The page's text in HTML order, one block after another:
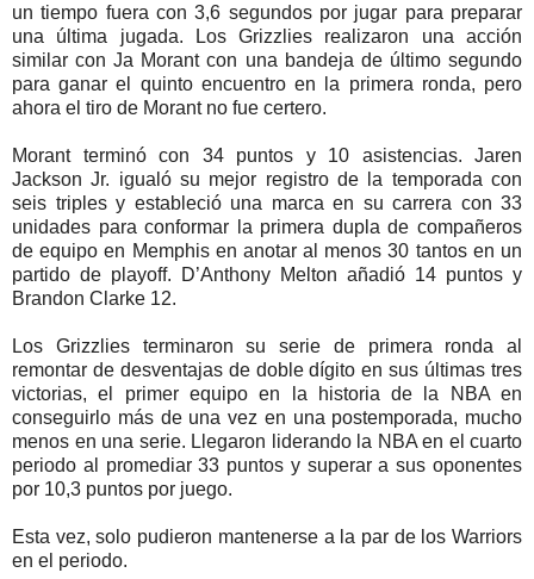
un tiempo fuera con 3,6 segundos por jugar para preparar
una última jugada. Los Grizzlies realizaron una acción
similar con Ja Morant con una bandeja de último segundo
para ganar el quinto encuentro en la primera ronda, pero
ahora el tiro de Morant no fue certero.
Morant terminó con 34 puntos y 10 asistencias. Jaren
Jackson Jr. igualó su mejor registro de la temporada con
seis triples y estableció una marca en su carrera con 33
unidades para conformar la primera dupla de compañeros
de equipo en Memphis en anotar al menos 30 tantos en un
partido de playoff. D’Anthony Melton añadió 14 puntos y
Brandon Clarke 12.
Los Grizzlies terminaron su serie de primera ronda al
remontar de desventajas de doble dígito en sus últimas tres
victorias, el primer equipo en la historia de la NBA en
conseguirlo más de una vez en una postemporada, mucho
menos en una serie. Llegaron liderando la NBA en el cuarto
periodo al promediar 33 puntos y superar a sus oponentes
por 10,3 puntos por juego.
Esta vez, solo pudieron mantenerse a la par de los Warriors
en el periodo.